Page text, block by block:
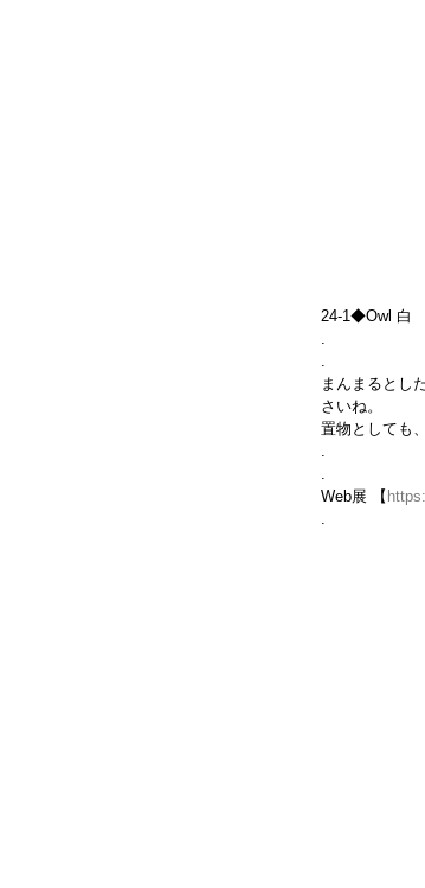
24-1◆Owl 白
.
.
まんまるとし
さいね。
置物としても
.
.
Web展 【
.